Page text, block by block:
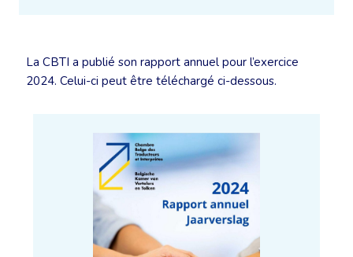
La CBTI a publié son rapport annuel pour l’exercice
2024. Celui-ci peut être téléchargé ci-dessous.